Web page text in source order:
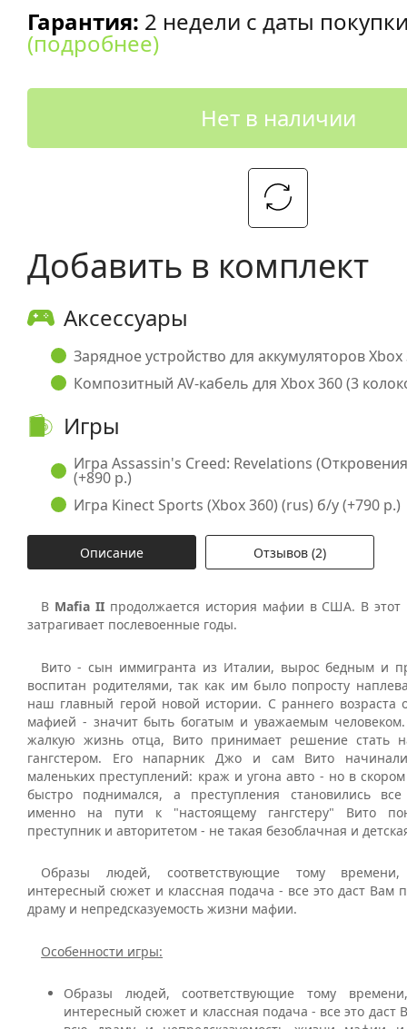
Гарантия: 2 недели с даты
(подробнее)
Нет в наличии
Добавить в комплект
Аксессуары
Зарядное устройство для аккумуляторов Xbox
Композитный AV-кабель для Xbox 360 (3
Игры
Игра Assassin's Creed: Revelations
(+890 р.)
Игра Kinect Sports (Xbox 360) (rus) б/у (+790 р.)
Описание Отзывов (2)
В Mafia IIпродолжается история мафии в США. В этот
затрагивает послевоенные годы.
Вито - сын иммигранта из Италии, вырос бедным и
воспитан родителями, так как им было попросту
наш главный герой новой истории. С раннего возраста
мафией - значит быть богатым и уважаемым
жалкую жизнь отца, Вито принимает решение стать
гангстером. Его напарник Джо и сам Вито
маленьких преступлений: краж и угона авто - но в
быстро поднимался, а преступления становились
именно на пути к "настоящему гангстеру" Вито
преступник и авторитетом - не такая безоблачная и
Образы людей, соответствующие тому
интересный сюжет и классная подача - все это даст Вам
драму и непредсказуемость жизни мафии.
Особенности игры:
Образы людей, соответствующие тому
интересный сюжет и классная подача - все это даст